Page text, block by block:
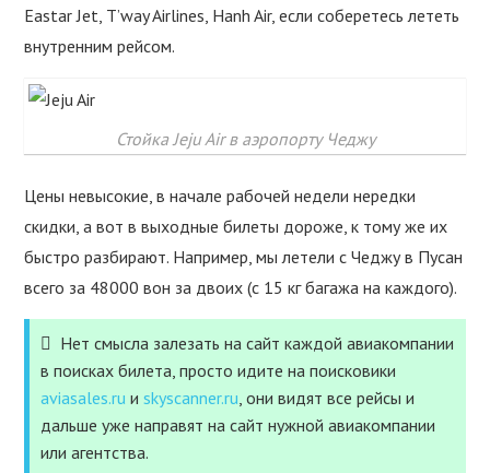
Eastar Jet, T’way Airlines, Hanh Air, если соберетесь лететь
внутренним рейсом.
Стойка Jeju Air в аэропорту Чеджу
Цены невысокие, в начале рабочей недели нередки
скидки, а вот в выходные билеты дороже, к тому же их
быстро разбирают. Например, мы летели с Чеджу в Пусан
всего за 48000 вон за двоих (с 15 кг багажа на каждого).
Нет смысла залезать на сайт каждой авиакомпании
в поисках билета, просто идите на поисковики
aviasales.ru иskyscanner.ru , они видят все рейсы и
дальше уже направят на сайт нужной авиакомпании
или агентства.